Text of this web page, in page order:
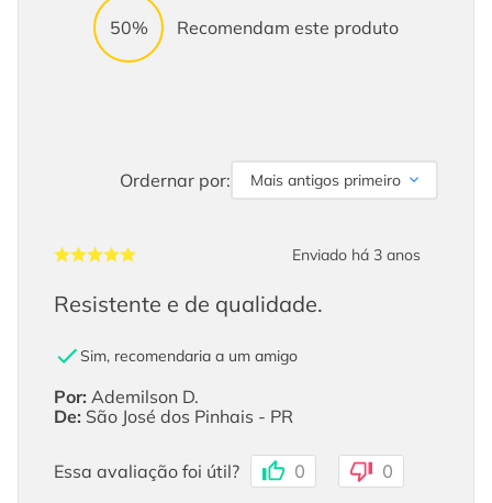
50% Recomendam este produto
Ordernar por: Mais antigos primeiro
Enviado há 3 anos
Resistente e de qualidade.
Sim, recomendaria a um amigo
Por: Ademilson D.
De: São José dos Pinhais - PR
Essa avaliação foi útil? 0 0